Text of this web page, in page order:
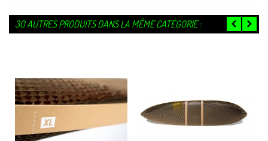
30 AUTRES PRODUITS DANS LA MÊME CATÉGORIE :